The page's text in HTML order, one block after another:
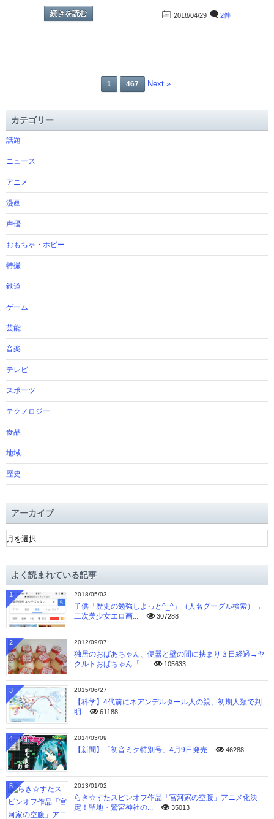
続きを読む 2018/04/29 2件
1 467 Next »
カテゴリー
話題
ニュース
アニメ
漫画
声優
おもちゃ・ホビー
特撮
鉄道
ゲーム
芸能
音楽
テレビ
スポーツ
テクノロジー
食品
地域
歴史
アーカイブ
ア
ー
ブよく読まれている記事
2018/05/03
子供「歴史の勉強しよっと^_^」（人名グーグル検索）→
二次美少女エロ画...
307288
1
2012/09/07
独居のおばあちゃん、便器と壁の間に挟まり３日経過→ヤ
クルトおばちゃん「...
105633
2
2015/06/27
【科学】4代前にネアンデルタール人の親、初期人類で判
明
61188
3
2014/03/09
【新聞】「初音ミク特別号」4月9日発売 46288
4
2013/01/02
らき☆すたスピンオフ作品「宮河家の空腹」アニメ化決
定！聖地・鷲宮神社の...
35013
5